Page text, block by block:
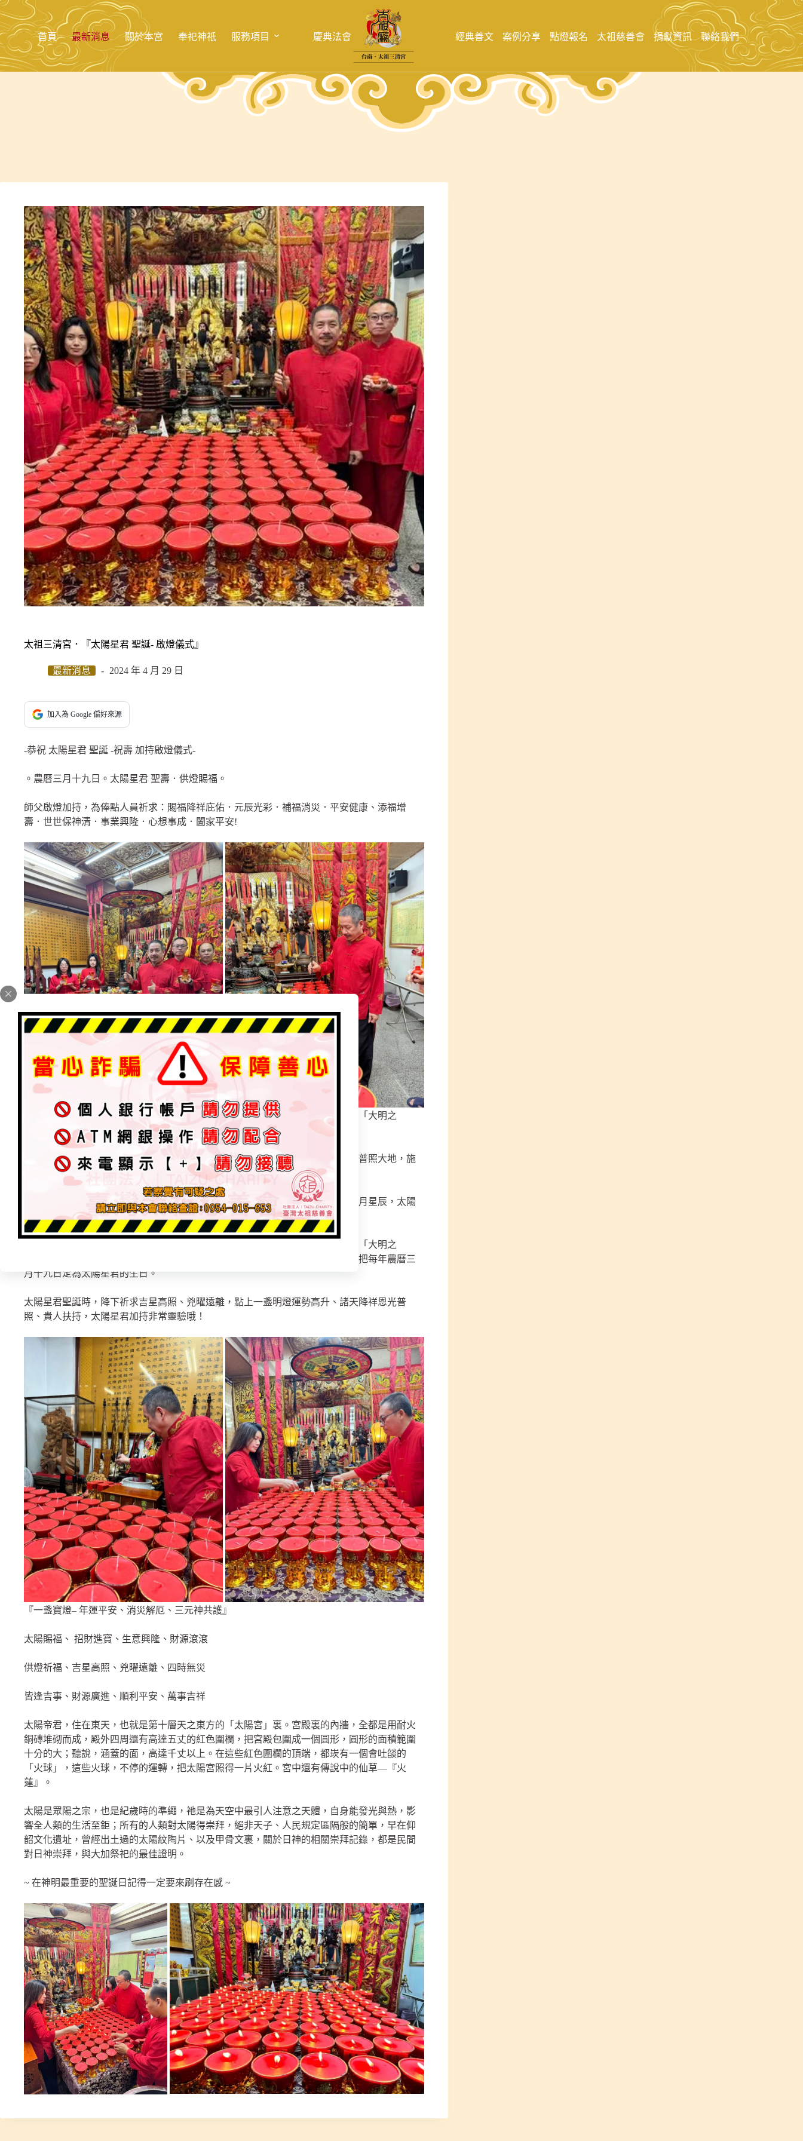
跳
至
主
要
內
首頁 最新消息 關於本宮 奉祀神祇 服務項目 慶典法會 經典善文 案例分享 點燈報名 太袓慈善會 捐獻資訊 聯絡我們
太祖三清宮．『太陽星君 聖誕- 啟燈儀式』
最新消息 2024 年 4 月 29 日
加入為 Google 偏好來源
-恭祝 太陽星君 聖誕 -祝壽 加持啟燈儀式-
。農曆三月十九日。太陽星君 聖壽．供燈賜福。
師父啟燈加持，為俸點人員祈求：賜福降祥庇佑．元辰光彩．補福消災．平安健康、添福增
壽．世世保神清．事業興隆．心想事成．闔家平安!
太陽星君，為道教的太陽神，主掌太陽。道教尊稱「日宮炎光太陽星君」，又稱「大明之
神」，俗稱「太陽帝君」、「太陽公」。
太陽帝君乃陽剛之神，司日之運行，掌火焰之輕重，日由東升，再由西墜，光熙普照大地，施
恩萬民，凡世人代代祭祀之故也。
在盤古開天闢地的傳說里，盤古從混沌中覺醒，將天地斬開，他的身體形成了日月星辰，太陽
就是他的眼睛變成的。
太陽在道教的文化中也有很重要的位置。道教尊稱「日宮炎光太陽星君」，又稱「大明之
神」，俗稱「太陽帝君」、「太陽公」。是道教尊奉的太陽神，主掌太陽。人們把每年農曆三
月十九日定為太陽星君的生日。
太陽星君聖誕時，降下祈求吉星高照、兇曜遠離，點上一盞明燈運勢高升、諸天降祥恩光普
照、貴人扶持，太陽星君加持非常靈驗哦！
『一盞寶燈– 年運平安、消災解厄、三元神共護』
太陽賜福、 招財進寶、生意興隆、財源滾滾
供燈祈福、吉星高照、兇曜遠離、四時無災
皆逢吉事、財源廣進、順利平安、萬事吉祥
太陽帝君，住在東天，也就是第十層天之東方的「太陽宮」裏。宮殿裏的內牆，全都是用耐火
銅磚堆砌而成，殿外四周還有高達五丈的紅色圍欄，把宮殿包圍成一個圓形，圓形的面積範圍
十分的大；聽說，涵蓋的面，高達千丈以上。在這些紅色圍欄的頂端，都崁有一個會吐燄的
「火球」，這些火球，不停的運轉，把太陽宮照得一片火紅。宮中還有傳說中的仙草—『火
蓮』。
太陽是眾陽之宗，也是紀歲時的準繩，祂是為天空中最引人注意之天體，自身能發光與熱，影
響全人類的生活至鉅；所有的人類對太陽得崇拜，絕非天子、人民規定區隔般的簡單，早在仰
韶文化遺址，曾經出土過的太陽紋陶片、以及甲骨文裏，關於日神的相關崇拜記錄，都是民間
對日神崇拜，與大加祭祀的最佳證明。
~ 在神明最重要的聖誕日記得一定要來刷存在感 ~